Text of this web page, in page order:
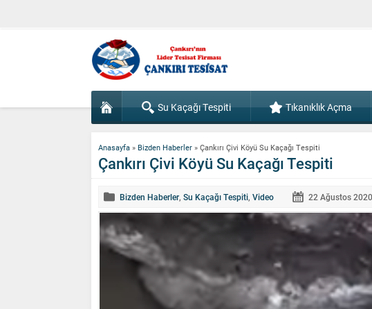
Su Kaçağı Tespiti Tıkanıklık Açma
Anasayfa » Bizden Haberler » Çankırı Çivi Köyü Su Kaçağı Tespiti
Çankırı Çivi Köyü Su Kaçağı Tespiti
Bizden Haberler, Su Kaçağı Tespiti, Video 22 Ağustos2020